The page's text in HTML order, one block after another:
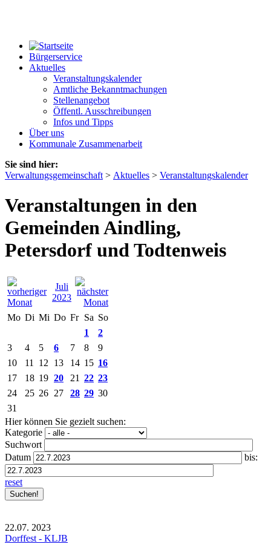
Bürgerservice
Aktuelles
Veranstaltungskalender
Amtliche Bekanntmachungen
Stellenangebot
Öffentl. Ausschreibungen
Infos und Tipps
Über uns
Kommunale Zusammenarbeit
Sie sind hier:
Verwaltungsgemeinschaft > Aktuelles > Veranstaltungskalender
Veranstaltungen in den
Gemeinden Aindling,
Petersdorf und Todtenweis
Juli
2023
Mo Di Mi Do Fr Sa So
1
2
3
4 5 6 7 8
9
10
11 12 13 14 15 16
17
18 19 20 21 22 23
24
25 26 27 28 29 30
31
Hier können Sie gezielt suchen:
Kategorie
Suchwort
Datum
bis:
reset
22.07. 2023
Dorffest - KLJB